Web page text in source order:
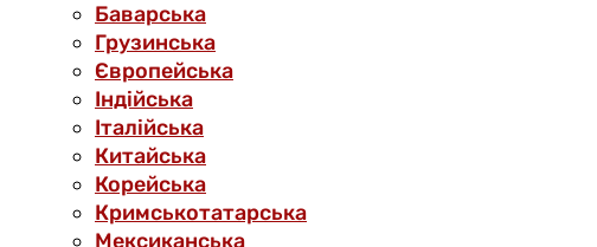
Баварська
Грузинська
Європейська
Індійська
Італійська
Китайська
Корейська
Кримськотатарська
Мексиканська